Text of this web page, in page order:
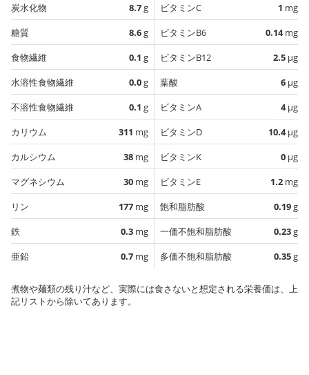
炭水化物
8.7g
糖質
8.6g
食物繊維
0.1 g
水溶性食物繊維
0.0g
不溶性食物繊維
0.1 g
カリウム
311 mg
カルシウム
38 mg
マグネシウム
30 mg
リン
177 mg
鉄
0.3 mg
亜鉛
0.7 mg
ビタミンC
1 mg
ビタミンB6
0.14mg
ビタミンB12
2.5 µg
葉酸
6 µg
ビタミンA
4µg
ビタミンD
10.4µg
ビタミンK
0 µg
ビタミンE
1.2 mg
飽和脂肪酸
0.19g
一価不飽和脂肪酸
0.23g
多価不飽和脂肪酸
0.35g
煮物や麺類の残り汁など、実際には食さないと想定される栄養価は、上
記リストから除いてあります。